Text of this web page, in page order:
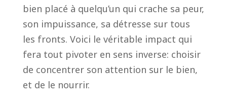
bien placé à quelqu’un qui crache sa peur,
son impuissance, sa détresse sur tous
les fronts. Voici le véritable impact qui
fera tout pivoter en sens inverse: choisir
de concentrer son attention sur le bien,
et de le nourrir.